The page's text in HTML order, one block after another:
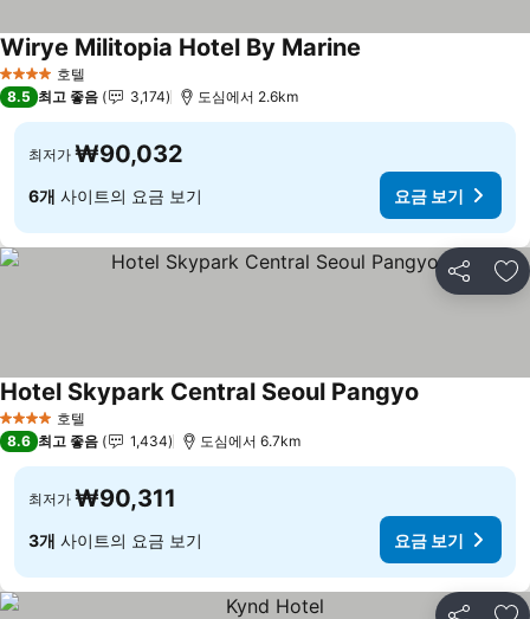
4 성급 호텔
Wirye Militopia Hotel By Marine
8.5 최고 좋음 3,174 도심에서 2.6km
최저가 ₩90,032
6개 사이트의 요금 보기 요금 보기
공유 즐
4 성급 호텔
Hotel Skypark Central Seoul Pangyo
8.6 최고 좋음 1,434 도심에서 6.7km
최저가 ₩90,311
3개 사이트의 요금 보기 요금 보기